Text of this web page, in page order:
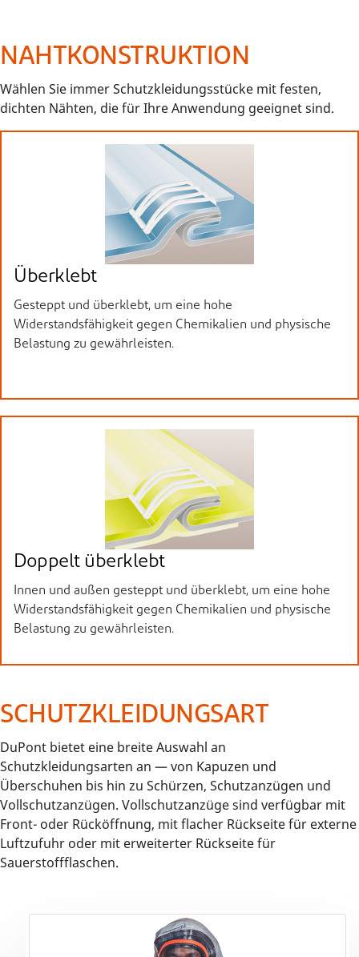
NAHTKONSTRUKTION
Wählen Sie immer Schutzkleidungsstücke mit festen,
dichten Nähten, die für Ihre Anwendung geeignet sind.
Überklebt
Gesteppt und überklebt, um eine hohe
Widerstandsfähigkeit gegen Chemikalien und physische
Belastung zu gewährleisten.
Doppelt überklebt
Innen und außen gesteppt und überklebt, um eine hohe
Widerstandsfähigkeit gegen Chemikalien und physische
Belastung zu gewährleisten.
SCHUTZKLEIDUNGSART
DuPont bietet eine breite Auswahl an
Schutzkleidungsarten an — von Kapuzen und
Überschuhen bis hin zu Schürzen, Schutzanzügen und
Vollschutzanzügen. Vollschutzanzüge sind verfügbar mit
Front- oder Rücköffnung, mit flacher Rückseite für externe
Luftzufuhr oder mit erweiterter Rückseite für
Sauerstoffflaschen.